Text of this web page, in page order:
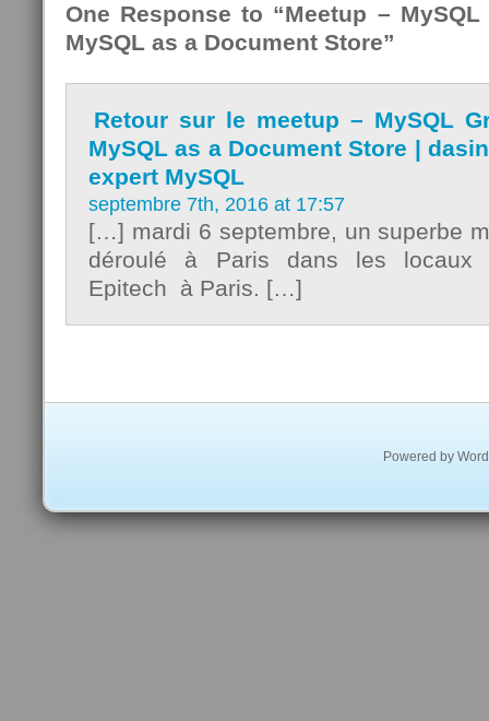
One Response to “Meetup –
MySQL as a Document Store”
Retour sur le meetup – MySQL
MySQL as a Document Store |
expert MySQL
septembre 7th, 2016 at 17:57
[…] mardi 6 septembre, un superbe
déroulé à Paris dans les locaux
Epitech à Paris. […]
Powered by